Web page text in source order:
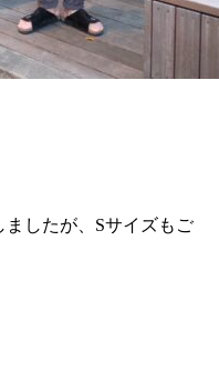
したが、Sサイズもご